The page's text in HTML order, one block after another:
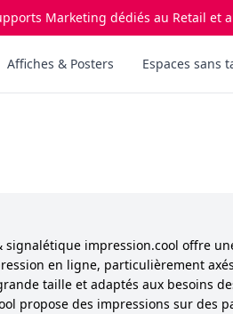
Marketing dédiés au Retail et
Affiches & Posters Espaces sans
signalétique impression.cool offre
en ligne, particulièrement
taille et adaptés aux besoins
propose des impressions sur des